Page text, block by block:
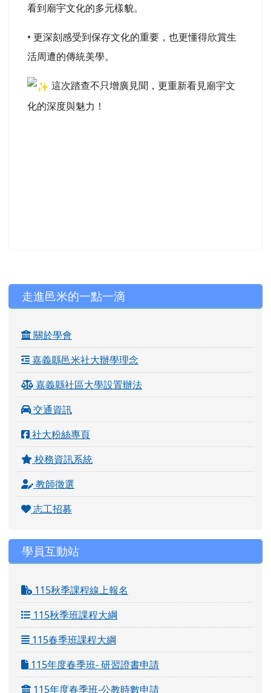
看到廟宇文化的多元樣貌。
• 更深刻感受到保存文化的重要，也更懂得欣賞生
活周遭的傳統美學。
這次踏查不只增廣見聞，更重新看見廟宇文
化的深度與魅力！
左邊區域內容
走進邑米的一點一滴
關於學會
嘉義縣邑米社大辦學理念
嘉義縣社區大學設置辦法
交通資訊
社大粉絲專頁
校務資訊系統
教師徵選
志工招募
學員互動站
115秋季課程線上報名
115秋季班課程大綱
115春季班課程大綱
115年度春季班- 研習證書申請
115年度春季班-公教時數申請